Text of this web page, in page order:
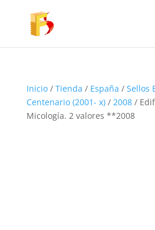
Inicio/ Tienda / España / Sellos
Centenario (2001- x)/ 2008/
Micología. 2 valores **2008